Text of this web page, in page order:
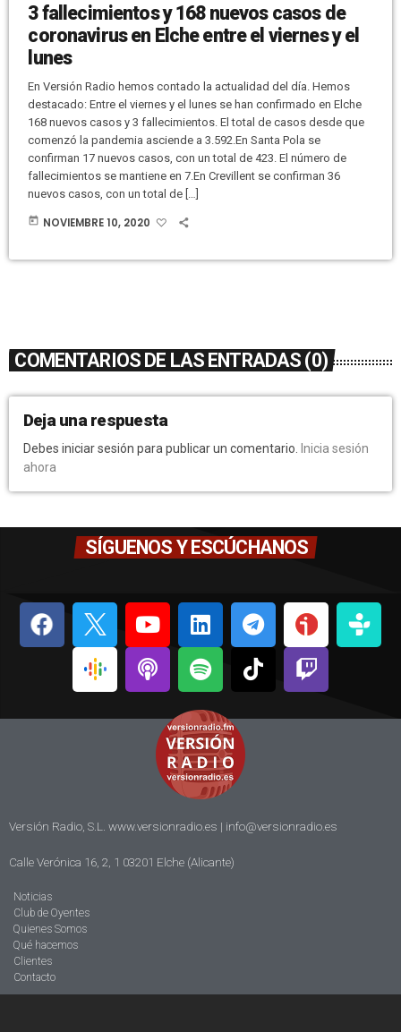
3 fallecimientos y 168 nuevos casos de
coronavirus en Elche entre el viernes y el
lunes
En Versión Radio hemos contado la actualidad del día. Hemos
destacado: Entre el viernes y el lunes se han confirmado en Elche
168 nuevos casos y 3 fallecimientos. El total de casos desde que
comenzó la pandemia asciende a 3.592.En Santa Pola se
confirman 17 nuevos casos, con un total de 423. El número de
fallecimientos se mantiene en 7.En Crevillent se confirman 36
nuevos casos, con un total de […]
today NOVIEMBRE 10, 2020
COMENTARIOS DE LAS ENTRADAS (0)
Deja una respuesta
Debes iniciar sesión para publicar un comentario.
Inicia sesión
ahora
SÍGUENOS Y ESCÚCHANOS
Versión Radio, S.L. www.versionradio.es | info@versionradio.es
Calle Verónica 16, 2, 1 03201 Elche (Alicante)
Noticias
Club de Oyentes
Quienes Somos
Qué hacemos
Clientes
Contacto